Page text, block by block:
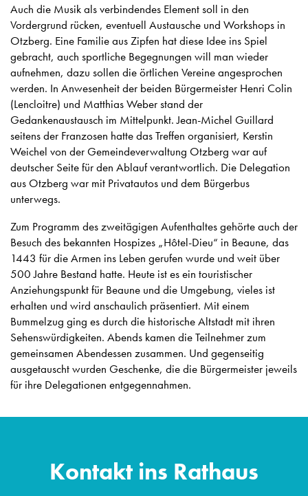
Auch die Musik als verbindendes Element soll in den
Vordergrund rücken, eventuell Austausche und Workshops in
Otzberg. Eine Familie aus Zipfen hat diese Idee ins Spiel
gebracht, auch sportliche Begegnungen will man wieder
aufnehmen, dazu sollen die örtlichen Vereine angesprochen
werden. In Anwesenheit der beiden Bürgermeister Henri Colin
(Lencloitre) und Matthias Weber stand der
Gedankenaustausch im Mittelpunkt. Jean-Michel Guillard
seitens der Franzosen hatte das Treffen organisiert, Kerstin
Weichel von der Gemeindeverwaltung Otzberg war auf
deutscher Seite für den Ablauf verantwortlich. Die Delegation
aus Otzberg war mit Privatautos und dem Bürgerbus
unterwegs.
Zum Programm des zweitägigen Aufenthaltes gehörte auch der
Besuch des bekannten Hospizes „Hôtel-Dieu“ in Beaune, das
1443 für die Armen ins Leben gerufen wurde und weit über
500 Jahre Bestand hatte. Heute ist es ein touristischer
Anziehungspunkt für Beaune und die Umgebung, vieles ist
erhalten und wird anschaulich präsentiert. Mit einem
Bummelzug ging es durch die historische Altstadt mit ihren
Sehenswürdigkeiten. Abends kamen die Teilnehmer zum
gemeinsamen Abendessen zusammen. Und gegenseitig
ausgetauscht wurden Geschenke, die die Bürgermeister jeweils
für ihre Delegationen entgegennahmen.
Kontakt ins Rathaus